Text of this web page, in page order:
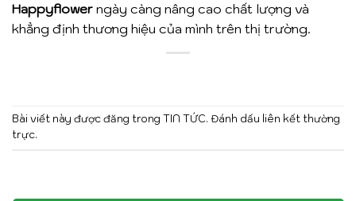
Happyflower ngày càng nâng cao chất lượng và
khẳng định thương hiệu của mình trên thị trường.
Bài viết này được đăng trong TIN TỨC. Đánh dấu liên kết thường
trực.